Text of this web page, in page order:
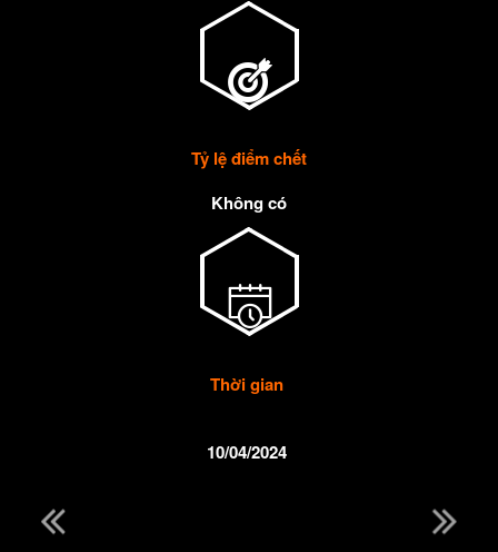
Tỷ lệ điểm chết
Không có
Thời gian
10/04/2024